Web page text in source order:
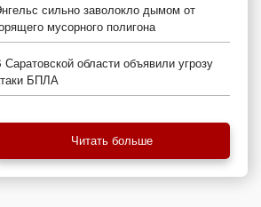
сильно заволокло дымом от
мусорного полигона
Саратовской области объявили угрозу
БПЛА
Читать больше